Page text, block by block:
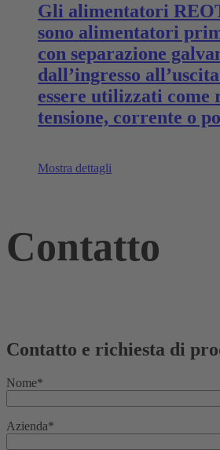
Gli alimentatori
sono alimentatori
con separazione
dall’ingresso
essere utilizzati come
tensione, corrente o
Mostra dettagli
Contatto
Contatto e richiesta di
Nome*
Azienda*